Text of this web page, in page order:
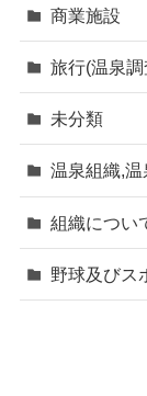
商業施設
旅行(温泉
未分類
温泉組織,
組織につい
野球及びス